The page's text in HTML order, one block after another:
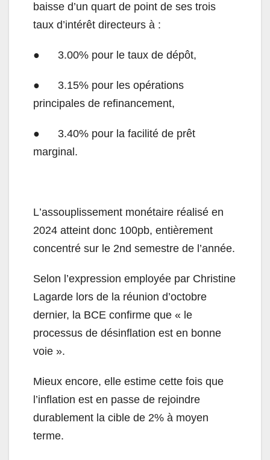
baisse d’un quart de point de ses trois
taux d’intérêt directeurs à :
● 3.00% pour le taux de dépôt,
● 3.15% pour les opérations
principales de refinancement,
● 3.40% pour la facilité de prêt
marginal.
L’assouplissement monétaire réalisé en
2024 atteint donc 100pb, entièrement
concentré sur le 2nd semestre de l ’année.
Selon l ’expression employée par Christine
Lagarde lors de la réunion d’octobre
dernier, la BCE confirme que « le
processus de désinflation est en bonne
voie ».
Mieux encore, elle estime cette fois que
’inflation est en passe de rejoindre
durablement la cible de 2% à moyen
terme.